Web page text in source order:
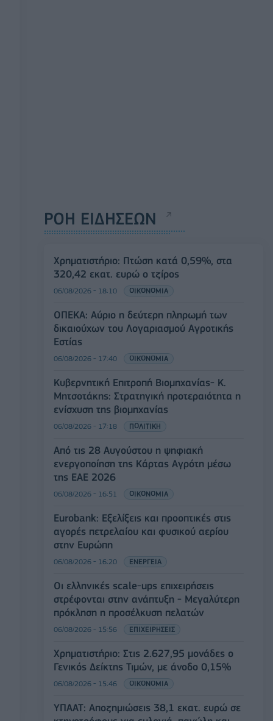
ΡΟΗ ΕΙΔΗΣΕΩΝ
Χρηματιστήριο: Πτώση κατά 0,59%, στα
320,42 εκατ. ευρώ ο τζίρος
06/08/2026 - 18:10 ΟΙΚΟΝΟΜΙΑ
ΟΠΕΚΑ: Αύριο η δεύτερη πληρωμή των
δικαιούχων του Λογαριασμού Αγροτικής
Εστίας
06/08/2026 - 17:40 ΟΙΚΟΝΟΜΙΑ
Κυβερνητική Επιτροπή Βιομηχανίας- Κ.
Μητσοτάκης: Στρατηγική προτεραιότητα η
ενίσχυση της βιομηχανίας
06/08/2026 - 17:18 ΠΟΛΙΤΙΚΗ
Από τις 28 Αυγούστου η ψηφιακή
ενεργοποίηση της Κάρτας Αγρότη μέσω
της ΕΑΕ 2026
06/08/2026 - 16:51 ΟΙΚΟΝΟΜΙΑ
Eurobank: Εξελίξεις και προοπτικές στις
αγορές πετρελαίου και φυσικού αερίου
στην Ευρώπη
06/08/2026 - 16:20 ΕΝΕΡΓΕΙΑ
Οι ελληνικές scale-ups επιχειρήσεις
στρέφονται στην ανάπτυξη - Μεγαλύτερη
πρόκληση η προσέλκυση πελατών
06/08/2026 - 15:56 ΕΠΙΧΕΙΡΗΣΕΙΣ
Χρηματιστήριο: Στις 2.627,95 μονάδες ο
Γενικός Δείκτης Τιμών, με άνοδο 0,15%
06/08/2026 - 15:46 ΟΙΚΟΝΟΜΙΑ
ΥΠΑΑΤ: Αποζημιώσεις 38,1 εκατ. ευρώ σε